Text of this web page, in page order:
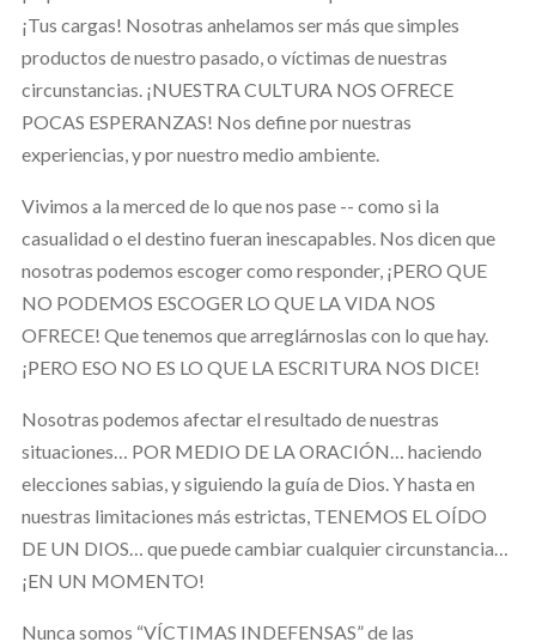
¡Tus cargas! Nosotras anhelamos ser más que simples
productos de nuestro pasado, o víctimas de nuestras
circunstancias. ¡NUESTRA CULTURA NOS OFRECE
POCAS ESPERANZAS! Nos define por nuestras
experiencias, y por nuestro medio ambiente.
Vivimos a la merced de lo que nos pase -- como si la
casualidad o el destino fueran inescapables. Nos dicen que
nosotras podemos escoger como responder, ¡PERO QUE
NO PODEMOS ESCOGER LO QUE LA VIDA NOS
OFRECE! Que tenemos que arreglárnoslas con lo que hay.
¡PERO ESO NO ES LO QUE LA ESCRITURA NOS DICE!
Nosotras podemos afectar el resultado de nuestras
situaciones… POR MEDIO DE LA ORACIÓN… haciendo
elecciones sabias, y siguiendo la guía de Dios. Y hasta en
nuestras limitaciones más estrictas, TENEMOS EL OÍDO
DE UN DIOS… que puede cambiar cualquier circunstancia…
¡EN UN MOMENTO!
Nunca somos “VÍCTIMAS INDEFENSAS” de las